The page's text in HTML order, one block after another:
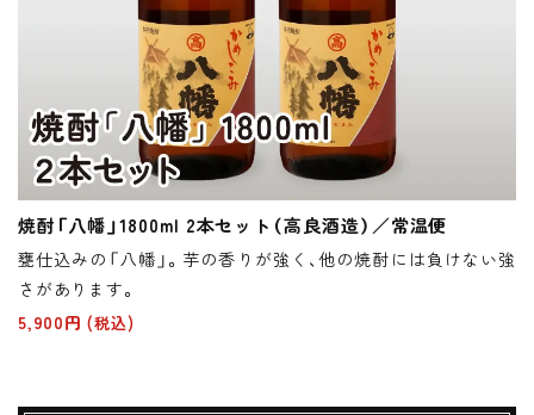
焼酎「八幡」1800ml 2本セット（高良酒造）／常温便
甕仕込みの「八幡」。芋の香りが強く、他の焼酎には負けない強
さがあります。
5,900円 (税込)